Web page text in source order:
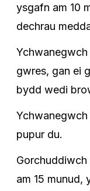
ysgafn am 10
dechrau
gwres, gan ei
bydd wedi
pupur du.
am 15 munud,